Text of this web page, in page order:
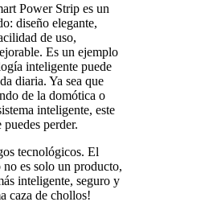
Power Strip es un
diseño elegante,
de uso,
Es un ejemplo
inteligente puede
diaria. Ya sea que
de la domótica o
inteligente, este
perder.
tecnológicos. El
es solo un producto,
inteligente, seguro y
caza de chollos!